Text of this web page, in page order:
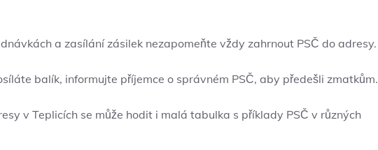
a zasílání zásilek nezapomeňte vždy zahrnout PSČ do adresy.
balík, informujte příjemce o správném PSČ, aby předešli zmatkům.
v Teplicích se může hodit i malá tabulka s příklady PSČ v různých